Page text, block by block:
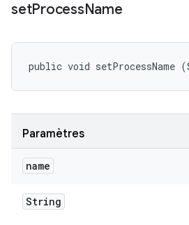
setProcessName
public void setProcessName
Paramètres
name
String